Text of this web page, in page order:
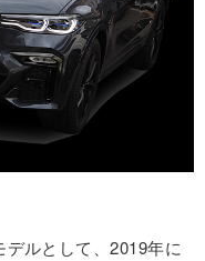
ルとして、2019年に